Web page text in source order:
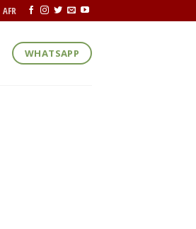
AFR
WHATSAPP